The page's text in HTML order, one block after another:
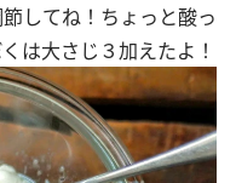
してね！ちょっと酸っ
は大さじ３加えたよ！